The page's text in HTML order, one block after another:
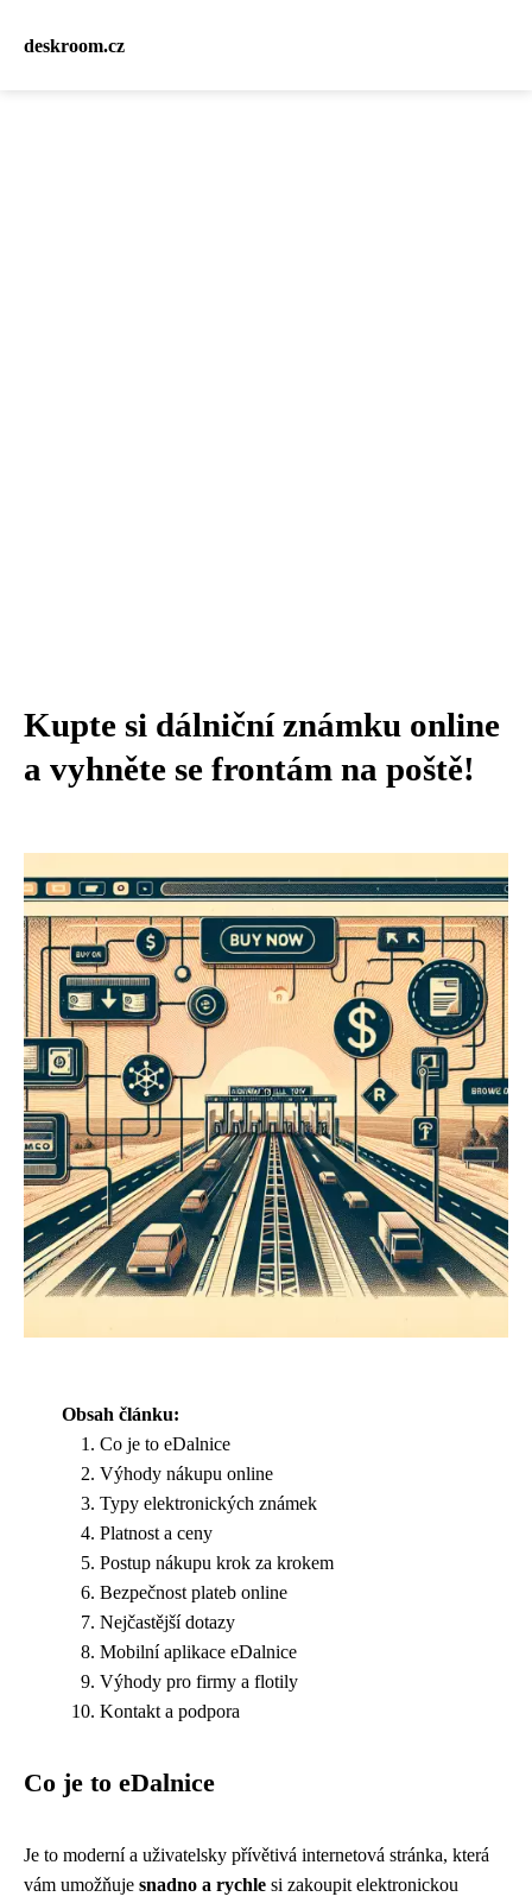
deskroom.cz
Kupte si dálniční známku online
a vyhněte se frontám na poště!
Obsah článku:
Co je to eDalnice
Výhody nákupu online
Typy elektronických známek
Platnost a ceny
Postup nákupu krok za krokem
Bezpečnost plateb online
Nejčastější dotazy
Mobilní aplikace eDalnice
Výhody pro firmy a flotily
Kontakt a podpora
Co je to eDalnice
Je to moderní a uživatelsky přívětivá internetová stránka, která
vám umožňuje snadno a rychle si zakoupit elektronickou